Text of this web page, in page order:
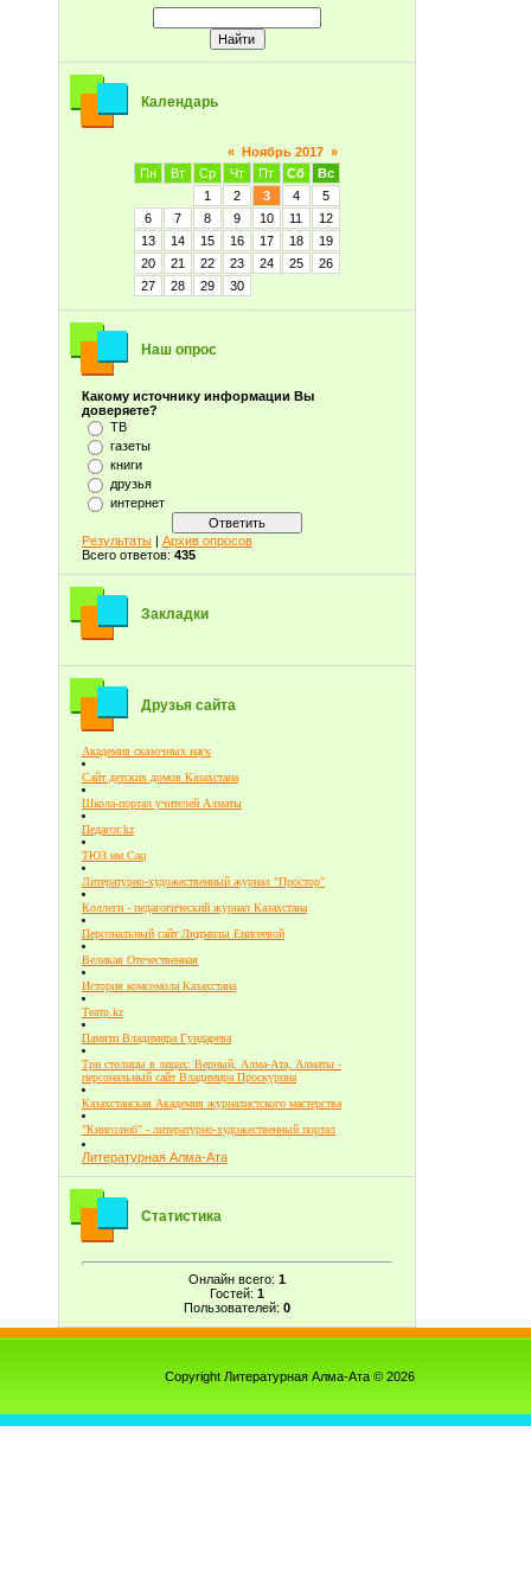
Календарь
« Ноябрь 2017 »
Пн
Вт Ср Чт Пт Сб
Вс
1
2 3 4
5
6
7 8 9 10 11
12
13
14 15 16 17 18
19
20
21 22 23 24 25
26
27
28 29 30
Наш опрос
Какому источнику информации Вы
доверяете?
ТВ
газеты
книги
друзья
интернет
Результаты | Архив опросов
Всего ответов: 435
Закладки
Друзья сайта
Академия сказочных наук
Сайт детских домов Казахстана
Школа-портал учителей Алматы
Педагог.kz
ТЮЗ им.Сац
Литературно-художественный журнал "Простор"
Коллеги - педагогический журнал Казахстана
Персональный сайт Людмилы Енисеевой
Великая Отечественная
История комсомола Казахстана
Театр.kz
Памяти Владимира Гундарева
Три столицы в лицах: Верный, Алма-Ата, Алматы -
персональный сайт Владимира Проскурина
Казахстанская Академия журналистского мастерства
"Книголюб" - литературно-художественный портал
Литературная Алма-Ата
Статистика
Онлайн всего: 1
Гостей: 1
Пользователей: 0
Copyright Литературная Алма-Ата © 2026